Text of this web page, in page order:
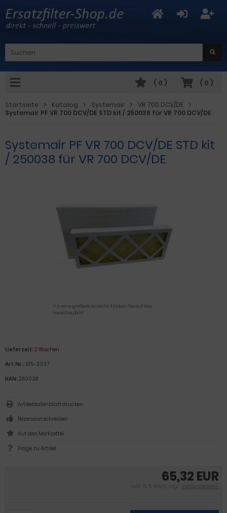
( 0 )
( 0 )
Startseite Katalog Systemair
VR 700 DCV/DE
Systemair PF VR 700 DCV/DE STD kit / 250038 für VR 700 DCV/DE
Systemair PF VR 700 DCV/DE STD kit
/ 250038 für VR 700 DCV/DE
Für eine größere Ansicht klicken Sie auf das
Vorschaubild
65,32 EUR
inkl. 19 % MwSt. zzgl. Versandkosten
Lieferzeit: 2 Wochen
Art.Nr.: EFS-3337
HAN: 250038
Artikeldatenblatt drucken
Rezension schreiben
Frage zu Artikel